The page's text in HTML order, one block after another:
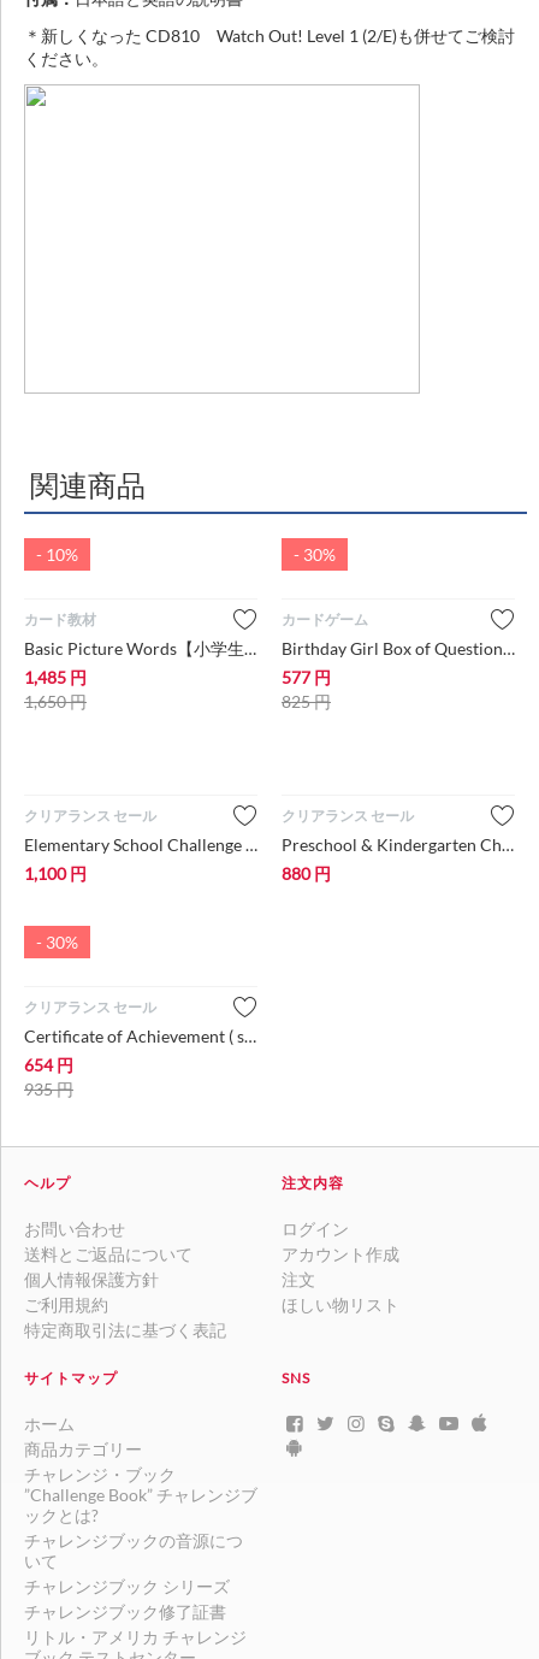
＊新しくなった CD810 Watch Out! Level 1 (2/E)も併せてご検討
ください。
関連商品
- 10%
カード教材​
Basic Picture Words【小学生・中学生にオススメ 英語教材・カード】( slightly damaged )
1,485 円
1,650円
- 30%
カードゲーム
Birthday Girl Box of Questions-Mini【中学生・高校生・大学生・大人にオススメ 英語教材・...
577 円
825円
クリアランス セール
Elementary School Challenge Book #1 【小学生にオススメ 英語教材・テキスト】
1,100 円
クリアランス セール
Preschool & Kindergarten Challenge Book 【幼児にオススメ 英語教材・テキスト】
880 円
- 30%
クリアランス セール
Certificate of Achievement ( slightly damaged )
654 円
935円
ヘルプ
お問い合わせ
送料とご返品について
個人情報保護方針
ご利用規約
特定商取引法に基づく表記
注文内容
ログイン
アカウント作成
注文
ほしい物リスト
サイトマップ
ホーム
商品カテゴリー
チャレンジ・ブック
”Challenge Book” チャレンジブ
ックとは?
チャレンジブックの音源につ
いて
チャレンジブック シリーズ
チャレンジブック修了証書
リトル・アメリカ チャレンジ
SNS